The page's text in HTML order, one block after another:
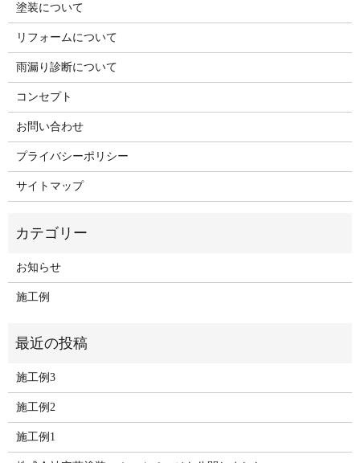
塗装について
リフォームについて
雨漏り診断について
コンセプト
お問い合わせ
プライバシーポリシー
サイトマップ
お知らせ
施工例
施工例3
施工例2
施工例1